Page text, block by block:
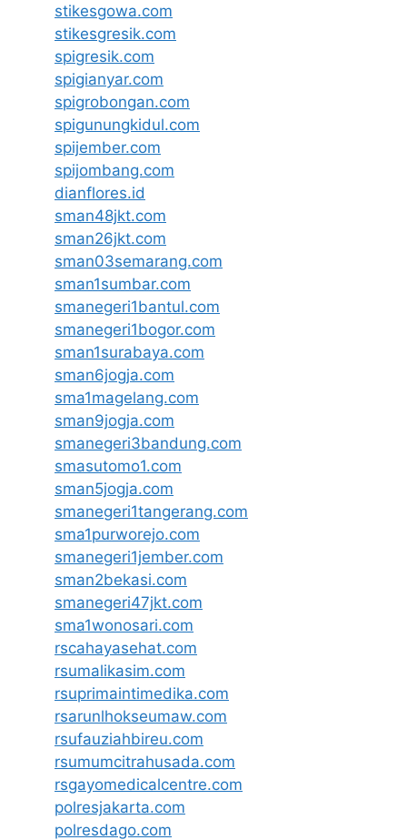
stikesgowa.com
stikesgresik.com
spigresik.com
spigianyar.com
spigrobongan.com
spigunungkidul.com
spijember.com
spijombang.com
dianflores.id
sman48jkt.com
sman26jkt.com
sman03semarang.com
sman1sumbar.com
smanegeri1bantul.com
smanegeri1bogor.com
sman1surabaya.com
sman6jogja.com
sma1magelang.com
sman9jogja.com
smanegeri3bandung.com
smasutomo1.com
sman5jogja.com
smanegeri1tangerang.com
sma1purworejo.com
smanegeri1jember.com
sman2bekasi.com
smanegeri47jkt.com
sma1wonosari.com
rscahayasehat.com
rsumalikasim.com
rsuprimaintimedika.com
rsarunlhokseumaw.com
rsufauziahbireu.com
rsumumcitrahusada.com
rsgayomedicalcentre.com
polresjakarta.com
polresdago.com